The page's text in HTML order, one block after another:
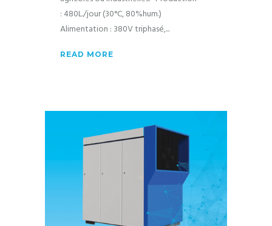
: 480L./jour (30°C, 80%hum.)
Alimentation : 380V triphasé,
READ MORE